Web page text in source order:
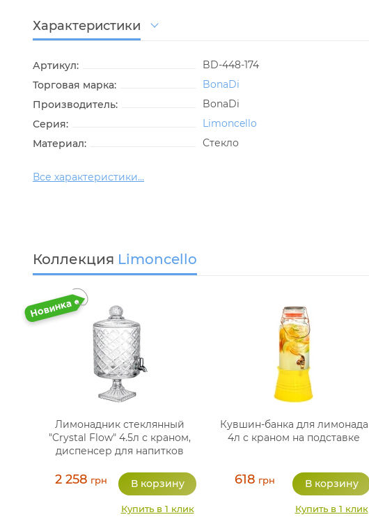
Характеристики
Артикул:
BD-448-174
Торговая марка:
BonaDi
Производитель:
BonaDi
Серия:
Limoncello
Материал:
Стекло
Все характеристики...
Коллекция Limoncello
Лимонадник стеклянный
"Crystal Flow" 4.5л с краном,
диспенсер для напитков
2 258 грн
Купить в 1 клик
Кувшин-банка для лимонада
4л с краном на подставке
618 грн
Купить в 1 клик